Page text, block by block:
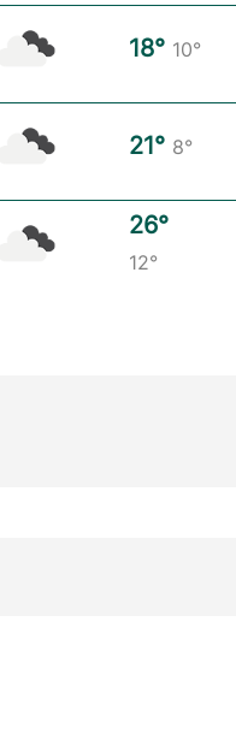
18° 10°
21° 8°
26°
12°